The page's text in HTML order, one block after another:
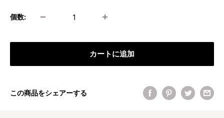
個数:
カートに追加
この商品をシェアーする